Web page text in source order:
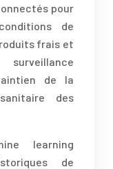
pour
de
frais et
de la
des
learning
de